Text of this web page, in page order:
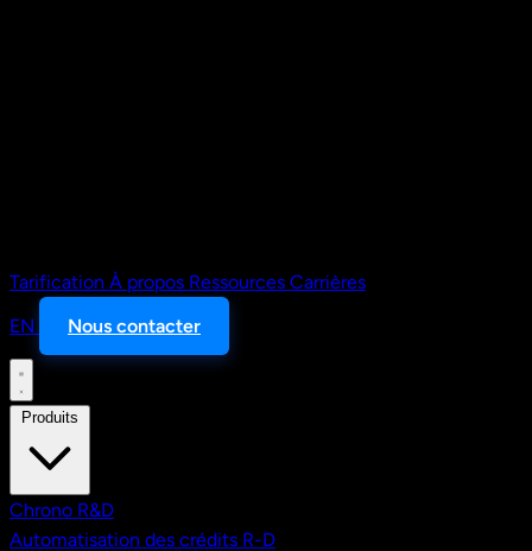
Tarification À propos Ressources Carrières
EN
Nous contacter
Chrono R&D
Automatisation des crédits R-D